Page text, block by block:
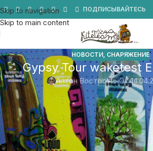
Skip to navigation
Skip to main content
ПОДПИСЫВАЙТЕСЬ
НОВОСТИ, СНАРЯЖЕНИЕ
Gypsy Tour waketest
Антон ВостротинОт
В субботу ночью в
большие тесты новых креплений
2014 сезона от компаний Ronix и
представляемых в России